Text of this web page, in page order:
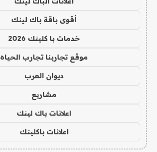
أقوى باقة باك لينك
خدمات با كلينك 2026
موقع تجاربنا تجارب الحياه
ديوان العرب
مشاريع
اعلانات باك لينك
اعلانات باكلينك